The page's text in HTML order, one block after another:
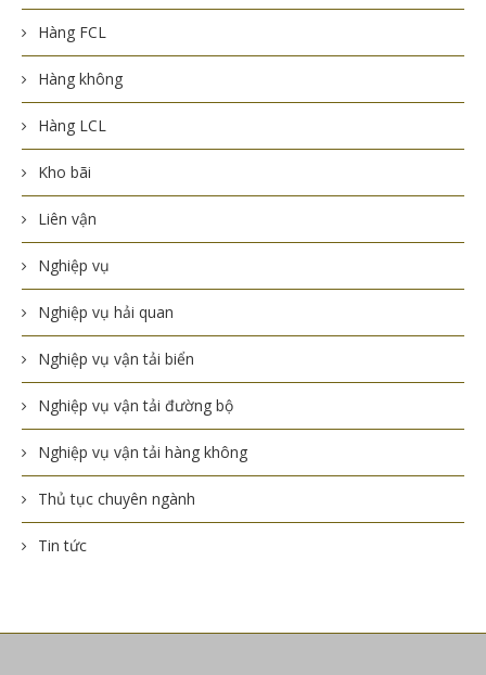
Hàng FCL
Hàng không
Hàng LCL
Kho bãi
Liên vận
Nghiệp vụ
Nghiệp vụ hải quan
Nghiệp vụ vận tải biển
Nghiệp vụ vận tải đường bộ
Nghiệp vụ vận tải hàng không
Thủ tục chuyên ngành
Tin tức